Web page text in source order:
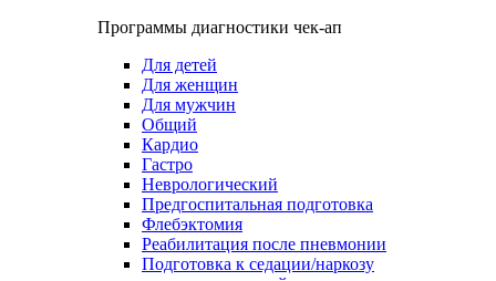
Программы диагностики чек-ап
Для детей
Для женщин
Для мужчин
Общий
Кардио
Гастро
Неврологический
Предгоспитальная подготовка
Флебэктомия
Реабилитация после пневмонии
Подготовка к седации/наркозу